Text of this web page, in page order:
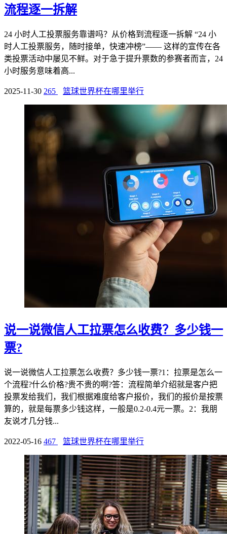
流程逐一拆解
24 小时人工投票服务靠谱吗？从价格到流程逐一拆解 “24 小
时人工投票服务，随时接单，快速冲榜”—— 这样的宣传在各
类投票活动中屡见不鲜。对于急于提升票数的参赛者而言，24
小时服务意味着高...
2025-11-30 265 篮球世界杯在哪里举行
说一说微信人工拉票怎么收费？多少钱一
票?
说一说微信人工拉票怎么收费？多少钱一票?1：拉票是怎么一
个流程?什么价格?贵不贵的啊?答：流程简单介绍就是客户把
投票发给我们，我们根据难度给客户报价，我们的报价是按票
算的，就是每票多少钱这样，一般是0.2-0.4元一票。2：我朋
友说才几分钱...
2022-05-16 467 篮球世界杯在哪里举行